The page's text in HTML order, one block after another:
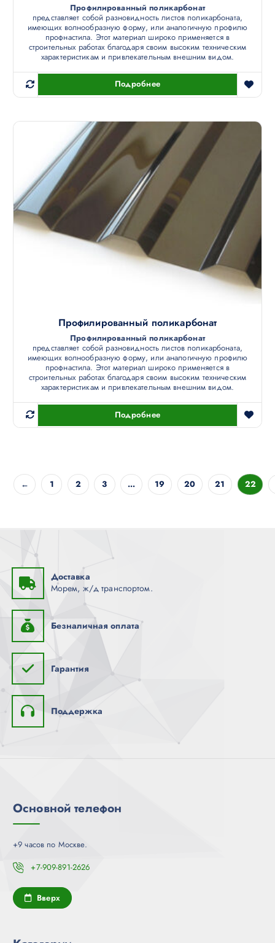
Профилированный поликарбонат
представляет собой разновидность листов поликарбоната,
имеющих волнообразную форму, или аналогичную профилю
профнастила. Этот материал широко применяется в
строительных работах благодаря своим высоким техническим
характеристикам и привлекательным внешним видом.
Подробнее
Профилированный поликарбонат
Профилированный поликарбонат
представляет собой разновидность листов поликарбоната,
имеющих волнообразную форму, или аналогичную профилю
профнастила. Этот материал широко применяется в
строительных работах благодаря своим высоким техническим
характеристикам и привлекательным внешним видом.
Подробнее
← 1 2 3 … 19 20 21 22
Доставка
Морем, ж/д транспортом.
Безналичная оплата
Гарантия
Поддержка
Основной телефон
+9 часов по Москве.
+7-909-891-2626
Вверх